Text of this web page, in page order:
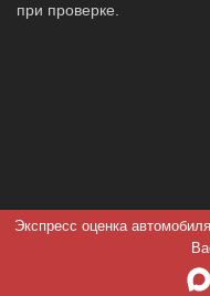
при проверке.
Экспресс оценка